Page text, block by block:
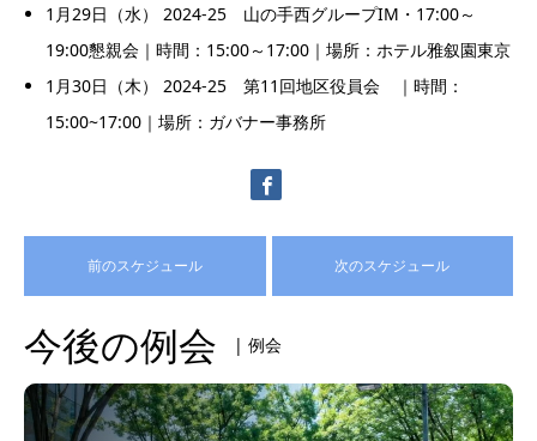
1月29日（水） 2024-25 山の手西グループIM・17:00～
19:00懇親会｜時間：15:00～17:00｜場所：ホテル雅叙園東京
1月30日（木） 2024-25 第11回地区役員会 ｜時間：
15:00~17:00｜場所：ガバナー事務所
前のスケジュール 次のスケジュール
今後の例会 | 例会